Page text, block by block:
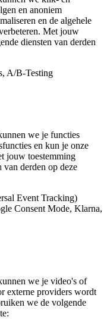
en anoniem
en de algehele
Met jouw
diensten van derden
A/B-Testing
we je functies
en kun je onze
jouw toestemming
van derden op deze
Event Tracking)
Consent Mode, Klarna,
we je video's of
externe providers wordt
we de volgende